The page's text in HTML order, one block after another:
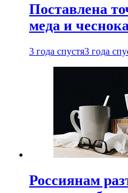
Поставлена
меда и
3 года спустя3 года
Россиянам